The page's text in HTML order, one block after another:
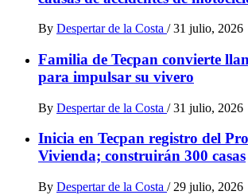
By Despertar de la Costa / 31 julio, 2026
Familia de Tecpan convierte
para impulsar su vivero
By Despertar de la Costa / 31 julio, 2026
Inicia en Tecpan registro del
Vivienda; construirán 300 casas
By Despertar de la Costa / 29 julio, 2026